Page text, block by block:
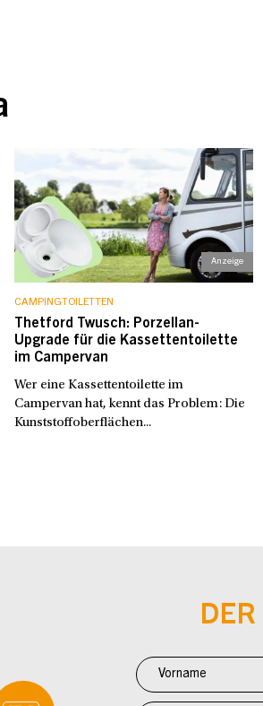
CAMPINGTOILETTEN
Thetford Twusch: Porzellan-
Upgrade für die Kassettentoilette
im Campervan
Wer eine Kassettentoilette im
Campervan hat, kennt das Problem: Die
Kunststoffoberflächen...
Newsletter
Anmeldung